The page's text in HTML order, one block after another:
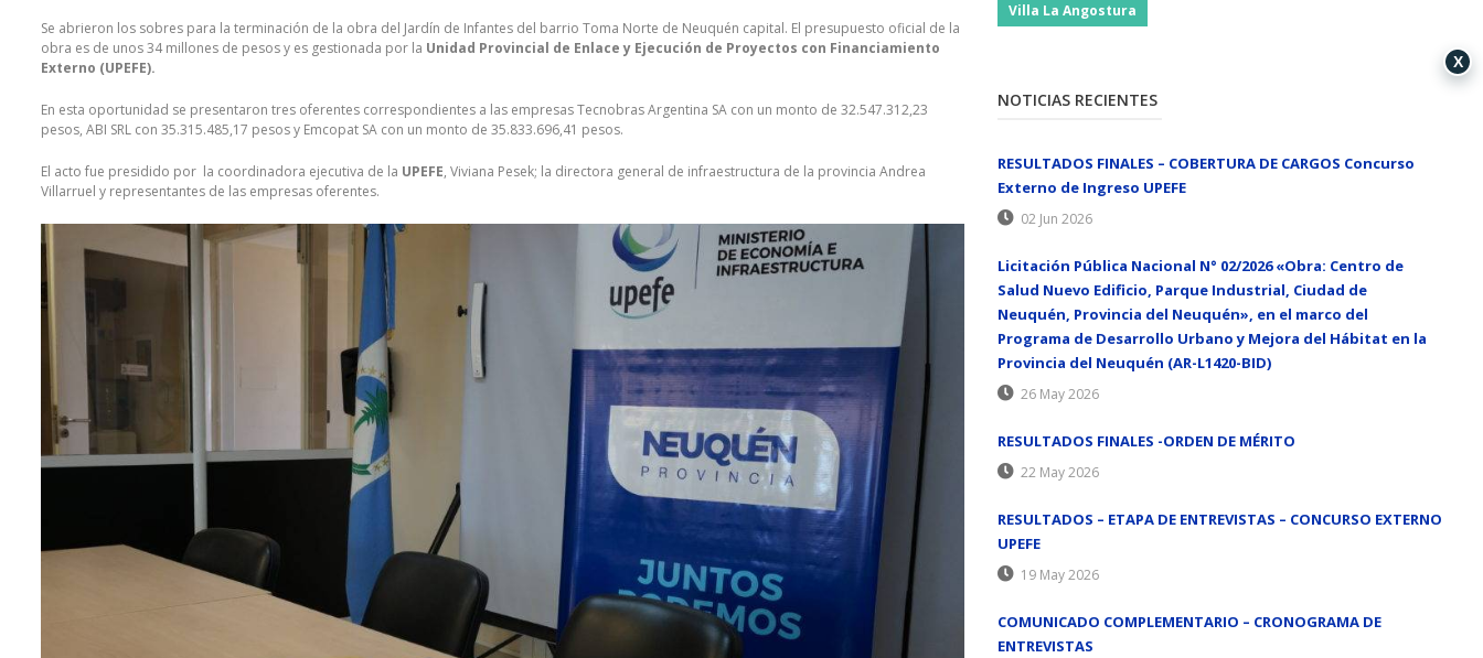
Se abrieron los sobres para la terminación de la obra del Jardín de Infantes del barrio Toma Norte de Neuquén capital. El presupuesto oficial de la
obra es de unos 34 millones de pesos y es gestionada por la Unidad Provincial de Enlace y Ejecución de Proyectos con Financiamiento
Externo (UPEFE).
En esta oportunidad se presentaron tres oferentes correspondientes a las empresas Tecnobras Argentina SA con un monto de 32.547.312,23
pesos, ABI SRL con 35.315.485,17 pesos y Emcopat SA con un monto de 35.833.696,41 pesos.
El acto fue presidido por la coordinadora ejecutiva de la UPEFE, Viviana Pesek; la directora general de infraestructura de la provincia Andrea
Villarruel y representantes de las empresas oferentes.
Villa La Angostura
NOTICIAS RECIENTES
RESULTADOS FINALES – COBERTURA DE CARGOS Concurso
Externo de Ingreso UPEFE
02 Jun 2026
Licitación Pública Nacional N° 02/2026 «Obra: Centro de
Salud Nuevo Edificio, Parque Industrial, Ciudad de
Neuquén, Provincia del Neuquén», en el marco del
Programa de Desarrollo Urbano y Mejora del Hábitat en la
Provincia del Neuquén (AR-L1420-BID)
26 May 2026
RESULTADOS FINALES -ORDEN DE MÉRITO
22 May 2026
RESULTADOS – ETAPA DE ENTREVISTAS – CONCURSO EXTERNO
UPEFE
19 May 2026
COMUNICADO COMPLEMENTARIO – CRONOGRAMA DE
ENTREVISTAS
X